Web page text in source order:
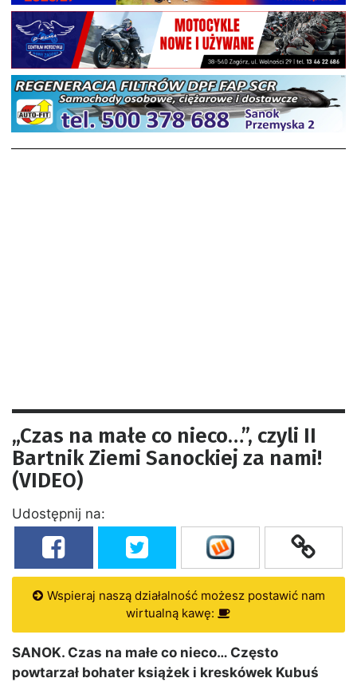
„Czas na małe co nieco…”, czyli II
Bartnik Ziemi Sanockiej za nami!
(VIDEO)
Udostępnij na:
Wspieraj naszą działalność możesz postawić nam
wirtualną kawę:
SANOK. Czas na małe co nieco… Często
powtarzał bohater książek i kreskówek Kubuś